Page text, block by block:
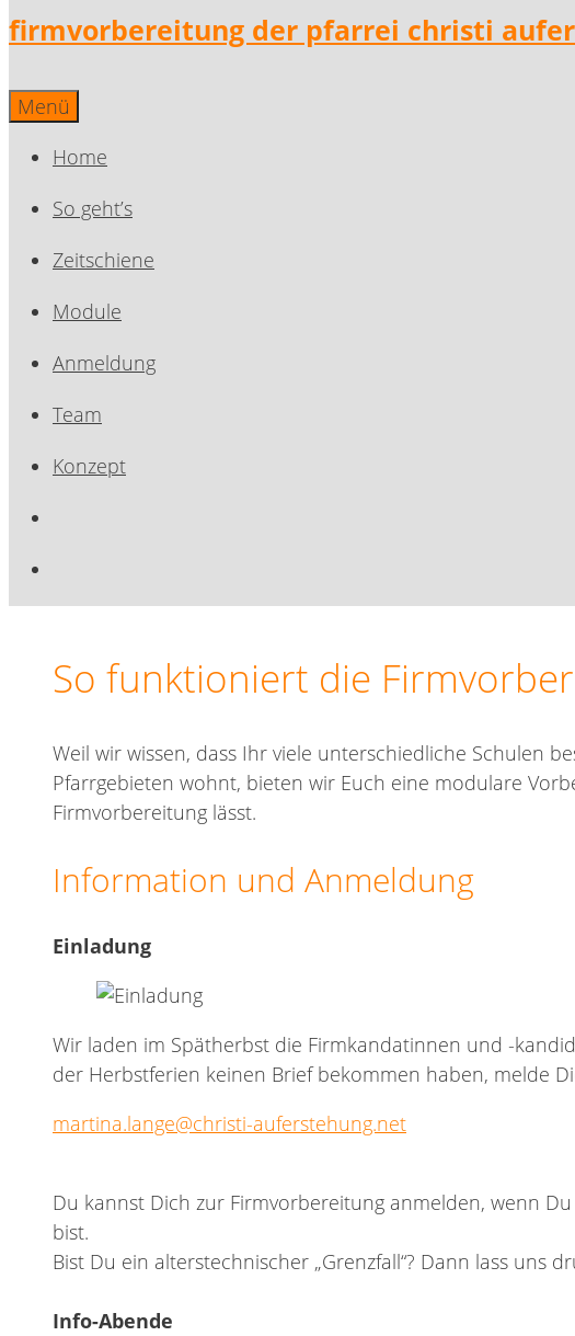
firmvorbereitung der pfarrei christi
Menü
Home
So geht’s
Zeitschiene
Module
Anmeldung
Team
Konzept
So funktioniert die
Weil wir wissen, dass Ihr viele unterschiedliche Schulen
Pfarrgebieten wohnt, bieten wir Euch eine modulare
Firmvorbereitung lässt.
Information und Anmeldung
Einladung
Wir laden im Spätherbst die Firmkandatinnen und -
der Herbstferien keinen Brief bekommen haben, melde
martina.lange@christi-auferstehung.net
Du kannst Dich zur Firmvorbereitung anmelden, wenn
bist.
Bist Du ein alterstechnischer „Grenzfall“? Dann lass uns
Info-Abende